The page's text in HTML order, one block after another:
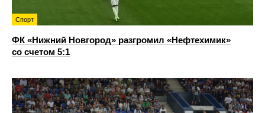
Спорт
ФК «Нижний Новгород» разгромил «Нефтехимик»
со счетом 5:1